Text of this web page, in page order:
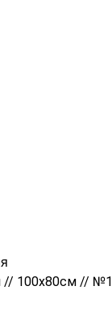
// 100х80см // №1